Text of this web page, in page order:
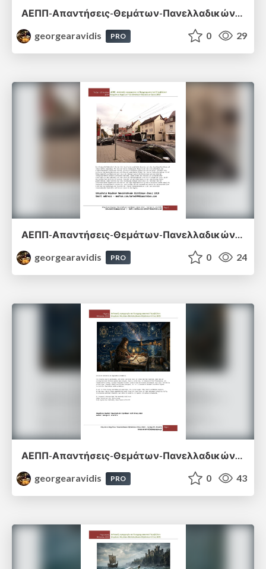
ΑΕΠΠ-Απαντήσεις-Θεμάτων-Πανελλαδικών-Εξετάσεων-2018.pdf
georgearavidis
PRO 0 29
georgearavidis
PRO 0 24
ΑΕΠΠ-Απαντήσεις-Θεμάτων-Πανελλαδικών-Εξετάσεων-2023.pdf
georgearavidis
PRO 0 43